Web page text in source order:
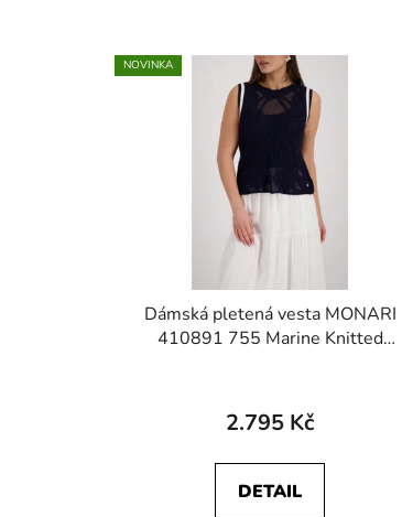
NOVINKA
Dámská pletená vesta MONARI
410891 755 Marine Knitted
2.795 Kč
DETAIL